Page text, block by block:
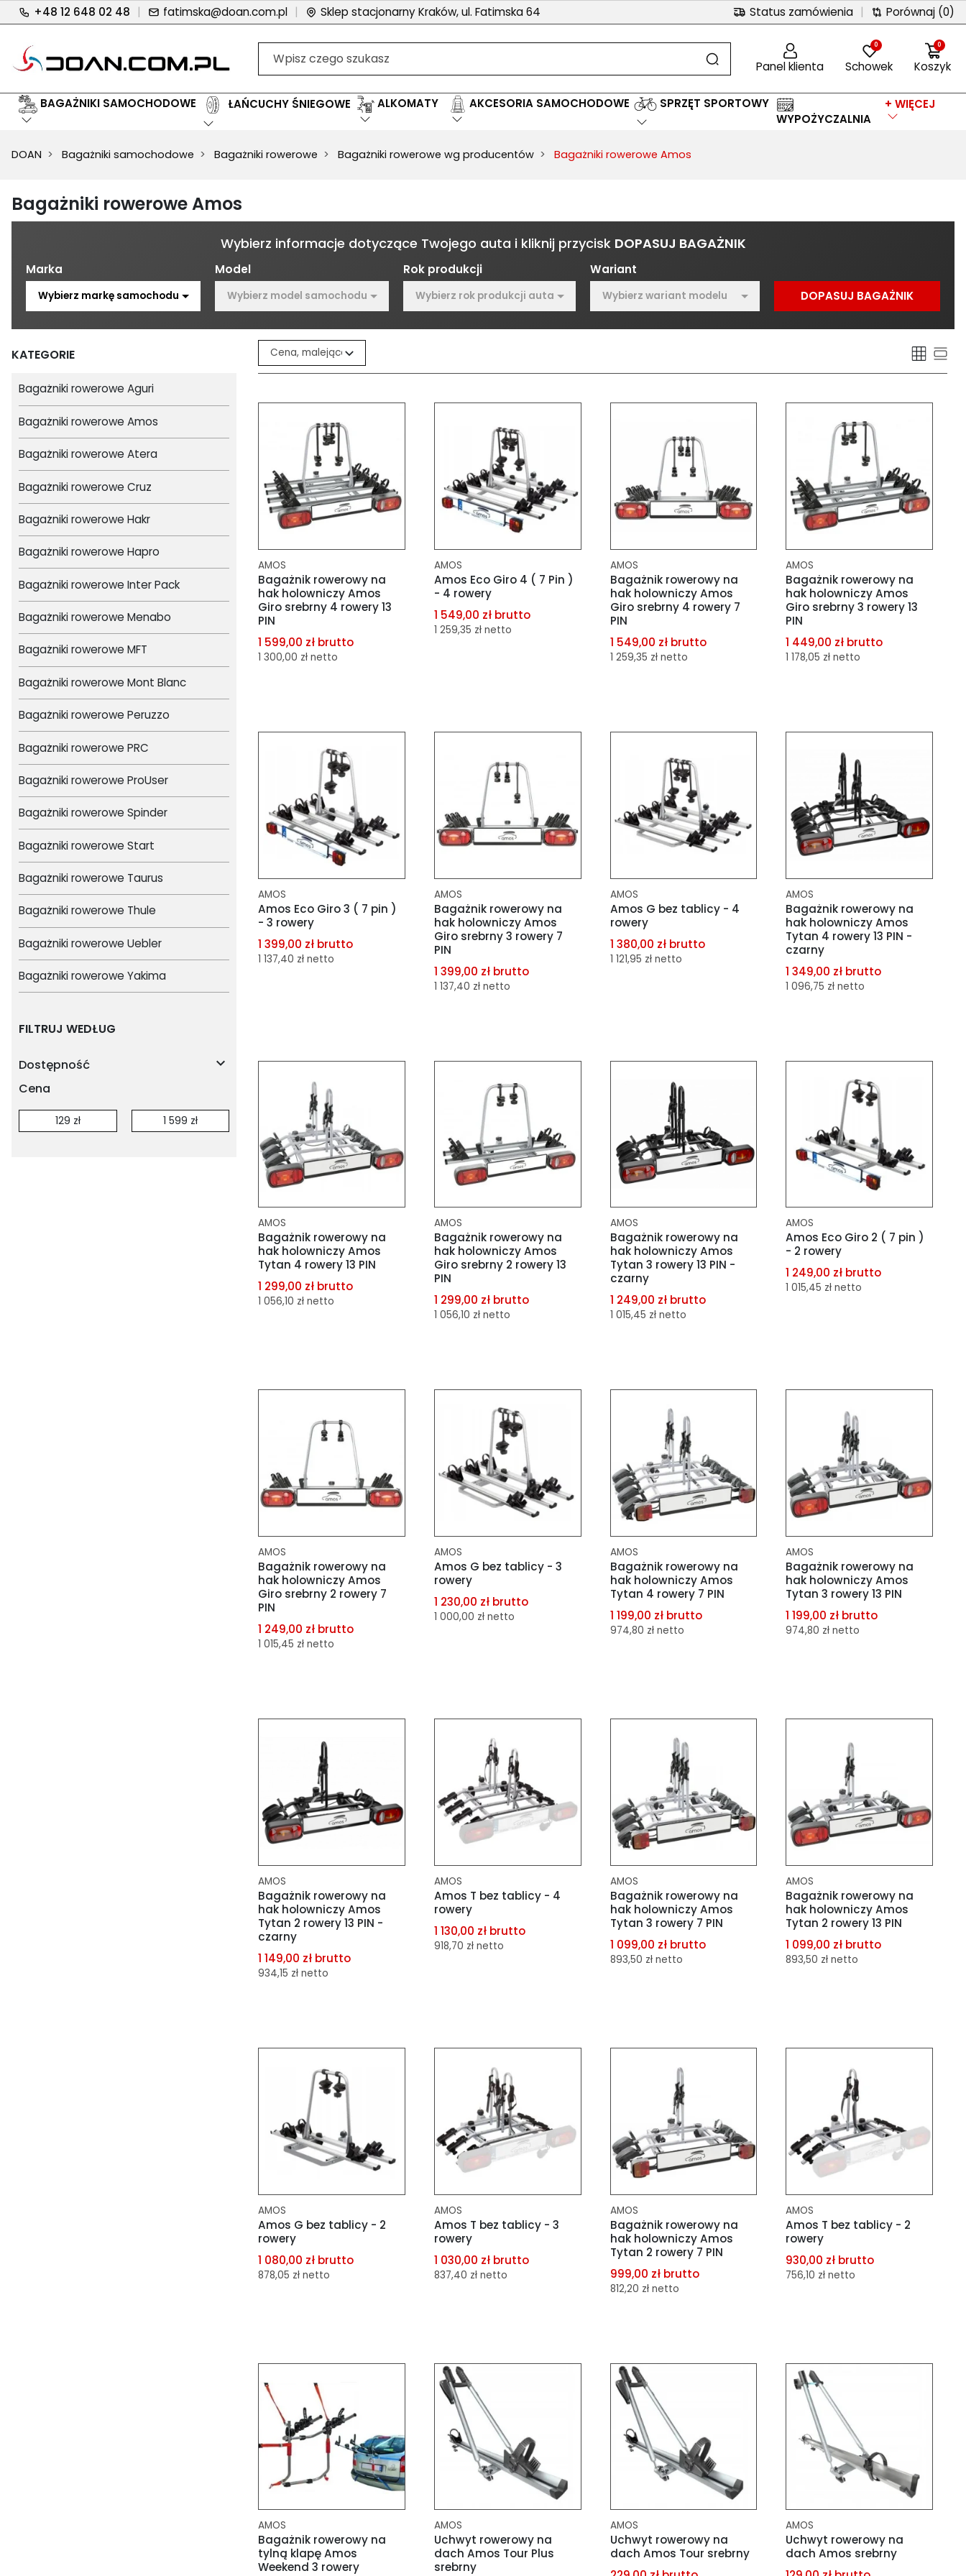
+48 12 648 02 48 | fatimska@doan.com.pl | Sklep stacjonarny Kraków, ul. Fatimska 64 Status zamówienia | Porównaj (0)
Panel klienta
0
Schowek
0
Koszyk
BAGAŻNIKI SAMOCHODOWE ŁAŃCUCHY ŚNIEGOWE ALKOMATY AKCESORIA SAMOCHODOWE
SPRZĘT SPORTOWY
WYPOŻYCZALNIA
+ WIĘCEJ
DOAN Bagażniki samochodowe Bagażniki rowerowe Bagażniki rowerowe wg producentów Bagażniki rowerowe Amos
Bagażniki rowerowe Amos
Wybierz informacje dotyczące Twojego auta i kliknij przycisk DOPASUJ BAGAŻNIK
Marka
Wybierz markę samochodu
Model
Wybierz model samochodu
Rok produkcji
Wybierz rok produkcji auta
Wariant
Wybierz wariant modelu DOPASUJ BAGAŻNIK
KATEGORIE
Bagażniki rowerowe Aguri
Bagażniki rowerowe Amos
Bagażniki rowerowe Atera
Bagażniki rowerowe Cruz
Bagażniki rowerowe Hakr
Bagażniki rowerowe Hapro
Bagażniki rowerowe Inter Pack
Bagażniki rowerowe Menabo
Bagażniki rowerowe MFT
Bagażniki rowerowe Mont Blanc
Bagażniki rowerowe Peruzzo
Bagażniki rowerowe PRC
Bagażniki rowerowe ProUser
Bagażniki rowerowe Spinder
Bagażniki rowerowe Start
Bagażniki rowerowe Taurus
Bagażniki rowerowe Thule
Bagażniki rowerowe Uebler
Bagażniki rowerowe Yakima
FILTRUJ WEDŁUG
Dostępność 
Cena
AMOS
Bagażnik rowerowy na
hak holowniczy Amos
Giro srebrny 4 rowery 13
PIN
1 599,00 zł brutto
1 300,00 zł netto
AMOS
Amos Eco Giro 4 ( 7 Pin )
- 4 rowery
1 549,00 zł brutto
1 259,35 zł netto
AMOS
Bagażnik rowerowy na
hak holowniczy Amos
Giro srebrny 4 rowery 7
PIN
1 549,00 zł brutto
1 259,35 zł netto
AMOS
Bagażnik rowerowy na
hak holowniczy Amos
Giro srebrny 3 rowery 13
PIN
1 449,00 zł brutto
1 178,05 zł netto
AMOS
Amos Eco Giro 3 ( 7 pin )
- 3 rowery
1 399,00 zł brutto
1 137,40 zł netto
AMOS
Bagażnik rowerowy na
hak holowniczy Amos
Giro srebrny 3 rowery 7
PIN
1 399,00 zł brutto
1 137,40 zł netto
AMOS
Amos G bez tablicy - 4
rowery
1 380,00 zł brutto
1 121,95 zł netto
AMOS
Bagażnik rowerowy na
hak holowniczy Amos
Tytan 4 rowery 13 PIN -
czarny
1 349,00 zł brutto
1 096,75 zł netto
AMOS
Bagażnik rowerowy na
hak holowniczy Amos
Tytan 4 rowery 13 PIN
1 299,00 zł brutto
1 056,10 zł netto
AMOS
Bagażnik rowerowy na
hak holowniczy Amos
Giro srebrny 2 rowery 13
PIN
1 299,00 zł brutto
1 056,10 zł netto
AMOS
Bagażnik rowerowy na
hak holowniczy Amos
Tytan 3 rowery 13 PIN -
czarny
1 249,00 zł brutto
1 015,45 zł netto
AMOS
Amos Eco Giro 2 ( 7 pin )
- 2 rowery
1 249,00 zł brutto
1 015,45 zł netto
AMOS
Bagażnik rowerowy na
hak holowniczy Amos
Giro srebrny 2 rowery 7
PIN
1 249,00 zł brutto
1 015,45 zł netto
AMOS
Amos G bez tablicy - 3
rowery
1 230,00 zł brutto
1 000,00 zł netto
AMOS
Bagażnik rowerowy na
hak holowniczy Amos
Tytan 4 rowery 7 PIN
1 199,00 zł brutto
974,80 zł netto
AMOS
Bagażnik rowerowy na
hak holowniczy Amos
Tytan 3 rowery 13 PIN
1 199,00 zł brutto
974,80 zł netto
AMOS
Bagażnik rowerowy na
hak holowniczy Amos
Tytan 2 rowery 13 PIN -
czarny
1 149,00 zł brutto
934,15 zł netto
AMOS
Amos T bez tablicy - 4
rowery
1 130,00 zł brutto
918,70 zł netto
AMOS
Bagażnik rowerowy na
hak holowniczy Amos
Tytan 3 rowery 7 PIN
1 099,00 zł brutto
893,50 zł netto
AMOS
Bagażnik rowerowy na
hak holowniczy Amos
Tytan 2 rowery 13 PIN
1 099,00 zł brutto
893,50 zł netto
AMOS
Amos G bez tablicy - 2
rowery
1 080,00 zł brutto
878,05 zł netto
AMOS
Amos T bez tablicy - 3
rowery
1 030,00 zł brutto
837,40 zł netto
AMOS
Bagażnik rowerowy na
hak holowniczy Amos
Tytan 2 rowery 7 PIN
999,00 zł brutto
812,20 zł netto
AMOS
Amos T bez tablicy - 2
rowery
930,00 zł brutto
756,10 zł netto
AMOS
Bagażnik rowerowy na
tylną klapę Amos
Weekend 3 rowery
AMOS
Uchwyt rowerowy na
dach Amos Tour Plus
srebrny
AMOS
Uchwyt rowerowy na
dach Amos Tour srebrny
AMOS
Uchwyt rowerowy na
dach Amos srebrny